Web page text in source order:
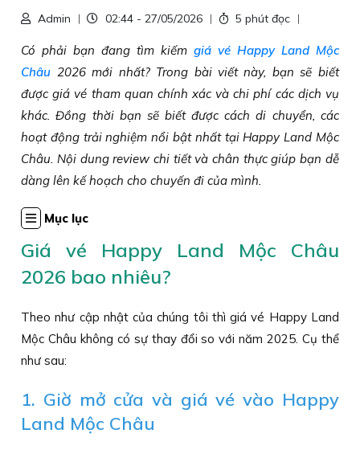
Admin 02:44 - 27/05/2026 5 phút đọc
Có phải bạn đang tìm kiếm giá vé Happy Land Mộc
Châu 2026 mới nhất? Trong bài viết này, bạn sẽ biết
được giá vé tham quan chính xác và chi phí các dịch vụ
khác. Đồng thời bạn sẽ biết được cách di chuyển, các
hoạt động trải nghiệm nổi bật nhất tại Happy Land Mộc
Châu. Nội dung review chi tiết và chân thực giúp bạn dễ
dàng lên kế hoạch cho chuyến đi của mình.
Mục lục
Giá vé Happy Land Mộc Châu
2026 bao nhiêu?
Theo như cập nhật của chúng tôi thì giá vé Happy Land
Mộc Châu không có sự thay đổi so với năm 2025. Cụ thể
như sau:
1. Giờ mở cửa và giá vé vào Happy
Land Mộc Châu